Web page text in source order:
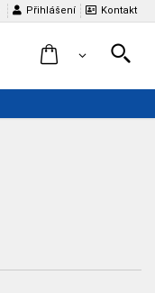
Přihlášení Kontakt